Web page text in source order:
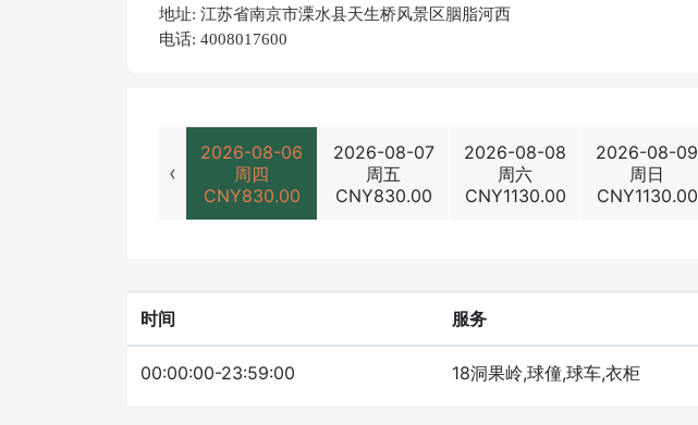
地址: 江苏省南京市溧水县天生桥风景区胭脂河西
电话: 4008017600
‹
2026-08-06
周四
CNY830.00
2026-08-07
周五
CNY830.00
2026-08-08
周六
CNY1130.00
2026-08-09
周日
CNY1130.00
时间 服务
00:00:00-23:59:00 18洞果岭,球僮,球车,衣柜